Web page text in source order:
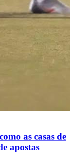
as casas de
apostas